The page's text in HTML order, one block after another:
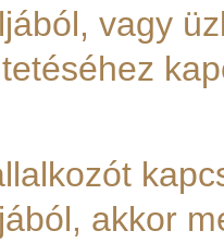
vagy
akkor